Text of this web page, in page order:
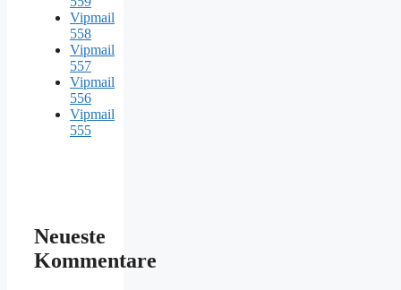
Vipmail
558
Vipmail
557
Vipmail
556
Vipmail
555
Neueste
Kommentare